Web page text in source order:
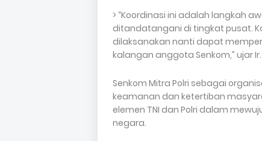
> “Koordinasi ini adalah langkah
ditandatangani di tingkat pusat.
dilaksanakan nanti dapat
kalangan anggota Senkom,” ujar Ir.
Senkom Mitra Polri sebagai
keamanan dan ketertiban
elemen TNI dan Polri dalam
negara.